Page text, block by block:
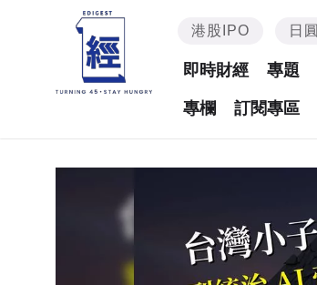
港股IPO 日圓
即時財經 專題
專欄 訂閱專區